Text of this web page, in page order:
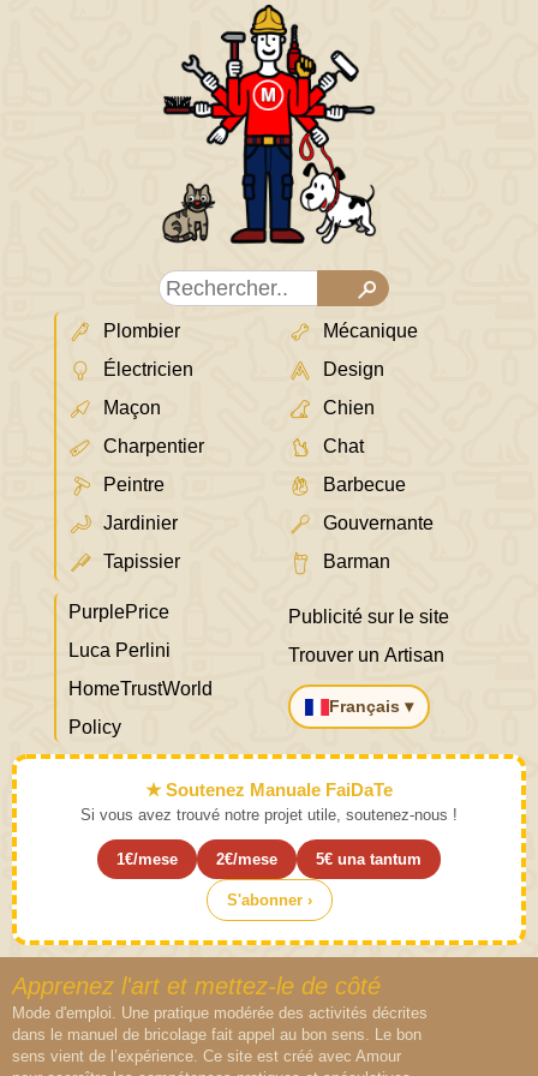
Plombier
Électricien
Maçon
Charpentier
Peintre
Jardinier
Tapissier
Mécanique
Design
Chien
Chat
Barbecue
Gouvernante
Barman
PurplePrice
Luca Perlini
HomeTrustWorld
Policy
Publicité sur le site
Trouver un Artisan
Français ▾
★ Soutenez Manuale FaiDaTe
Si vous avez trouvé notre projet utile, soutenez-nous !
1€/mese 2€/mese 5€ una tantum
S'abonner ›
Apprenez l'art et mettez-le de côté
Mode d'emploi. Une pratique modérée des activités décrites
dans le manuel de bricolage fait appel au bon sens. Le bon
sens vient de l’expérience. Ce site est créé avec Amour